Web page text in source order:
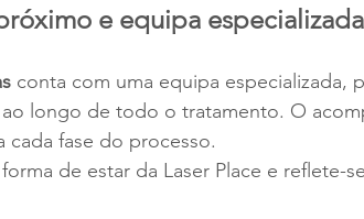
e equipa especializada
conta com uma equipa especializada,
ao longo de todo o tratamento. O
cada fase do processo.
de estar da Laser Place e reflete-